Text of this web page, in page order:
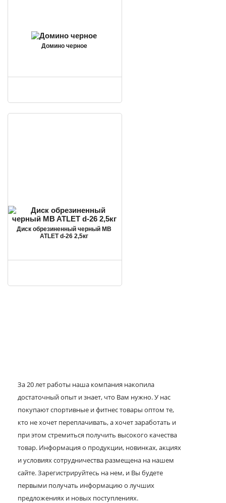
Домино черное
Диск обрезиненный черный MB
ATLET d-26 2,5кг
За 20 лет работы наша компания накопила
достаточный опыт и знает, что Вам нужно. У нас
покупают спортивные и фитнес товары оптом те,
кто не хочет переплачивать, а хочет заработать и
при этом стремиться получить высокого качества
товар. Информация о продукции, новинках, акциях
и условиях сотрудничества размещена на нашем
сайте. Зарегистрируйтесь на нем, и Вы будете
первыми получать информацию о лучших
предложениях и новых поступлениях.